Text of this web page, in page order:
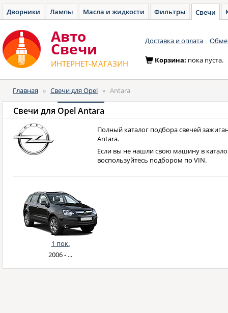
Дворники Лампы Масла и жидкости Фильтры Свечи
Авто
Cвечи
ИНТЕРНЕТ-МАГАЗИН
Доставка и оплата
Корзина: пока пуста.
Главная » Свечи для Opel » Antara
Свечи для Opel Antara
Полный каталог подбора свечей
Antara.
Если вы не нашли свою машину в
воспользуйтесь подбором по VIN.
1 пок.
2006 - ...